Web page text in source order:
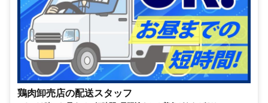
鶏肉卸売店の配送スタッフ